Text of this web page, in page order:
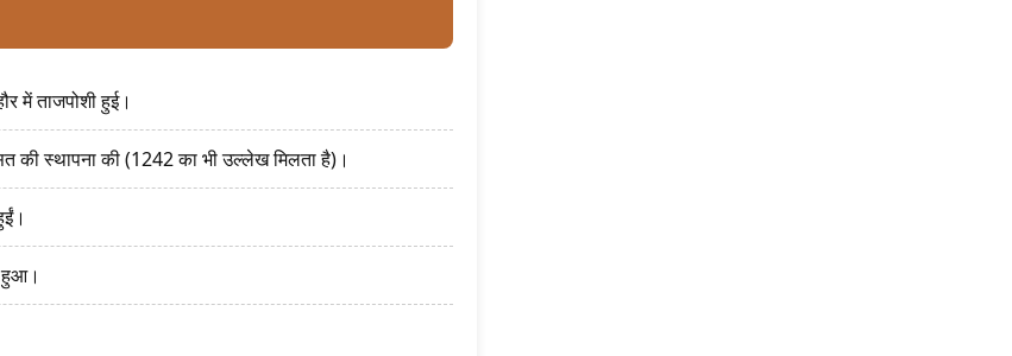
में ताजपोशी हुई।
की स्थापना की (1242 का भी उल्लेख मिलता है)।
हुआ।